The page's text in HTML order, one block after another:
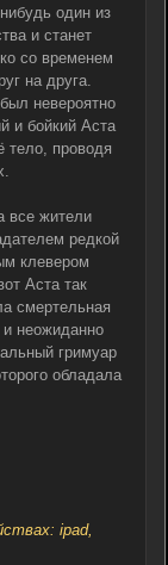
один из
и станет
со временем
на друга.
невероятно
и бойкий Аста
тело, проводя
все жители
редкой
клевером
Аста так
смертельная
и неожиданно
гримуар
обладала
ipad,